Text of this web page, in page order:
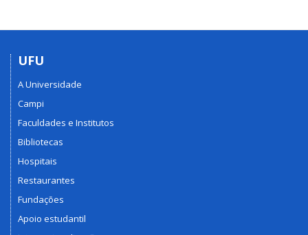
UFU
A Universidade
Campi
Faculdades e Institutos
Bibliotecas
Hospitais
Restaurantes
Fundações
Apoio estudantil